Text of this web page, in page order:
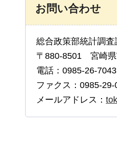
お問い合わせ
総合政策部統計調
〒880-8501 宮崎県
電話：0985-26-7043
ファクス：0985-29-
メールアドレス：